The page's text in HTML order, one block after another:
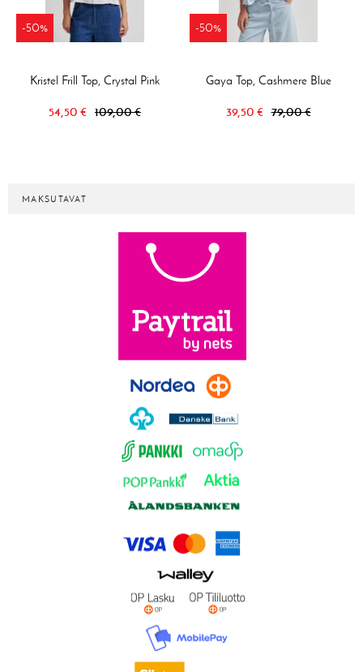
-50%
Kristel Frill Top, Crystal Pink
54,50 € 109,00 €
-50%
Gaya Top, Cashmere Blue
39,50 € 79,00 €
MAKSUTAVAT